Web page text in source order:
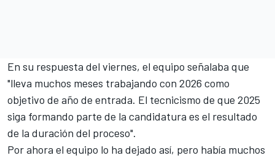
En su respuesta del viernes, el equipo señalaba que
"lleva muchos meses trabajando con 2026 como
objetivo de año de entrada. El tecnicismo de que 2025
siga formando parte de la candidatura es el resultado
de la duración del proceso".
Por ahora el equipo lo ha dejado así, pero había muchos